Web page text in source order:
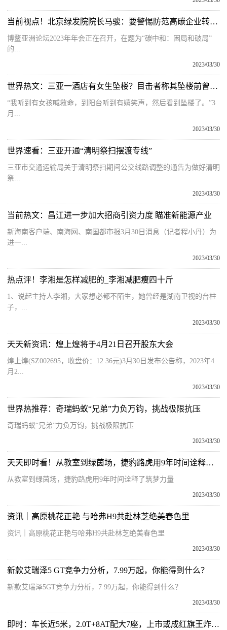
当前视点！北京绿发院院长马骏：要警惕防范高碳企业转型中的失业风险
博鳌亚洲论坛2023年年会正在召开，在题为“碳中和：困局和破局”
的...
2023/03/30
世界热文：三亚一酒店有女生坠楼？目击者称其坠楼前曾呼喊救命，警方介入
“我听到有女孩喊救命，到阳台听到有嬉笑声，然后看到坠楼了。”3
月...
2023/03/30
世界速看：三亚开通“清明祭扫摆渡专线”
三亚市交通运输局关于清明祭扫期间公交线路调整的通告为做好清明
祭...
2023/03/30
当前热文：昌江进一步加大招商引资力度 瞄准新能源产业
新海南客户端、南海网、南国都市报3月30日消息（记者程小丹）为
进一...
2023/03/30
热点评！李湘是怎样减肥的_李湘减肥瘦四十斤
1、说起主持人李湘，大家想必都不陌生，她曾经是湖南卫视的台柱
子，...
2023/03/30
天天新资讯：煌上煌将于4月21日召开股东大会
煌上煌(SZ002695，收盘价：12 36元)3月30日发布公告称，2023年4
月2...
2023/03/30
世界热推荐：奇瑞蚂蚁“兄弟”力负万钧，挑战极限抗压
奇瑞蚂蚁“兄弟”力负万钧，挑战极限抗压
2023/03/30
天天即时看！从教室到绿茵场，捷豹路虎用9年时间诠释了筑梦力量
从教室到绿茵场，捷豹路虎用9年时间诠释了筑梦力量
2023/03/30
资讯｜高原桃花正艳 与哈弗H9共赴林芝绝美春色里
资讯｜高原桃花正艳与哈弗H9共赴林芝绝美春色里
2023/03/30
新款艾瑞泽5 GT竞争力分析，7.99万起，你能得到什么？
新款艾瑞泽5GT竞争力分析，7 99万起，你能得到什么？
2023/03/30
即时：车长近5米，2.0T+8AT配大7座，上市或成红旗王炸车型